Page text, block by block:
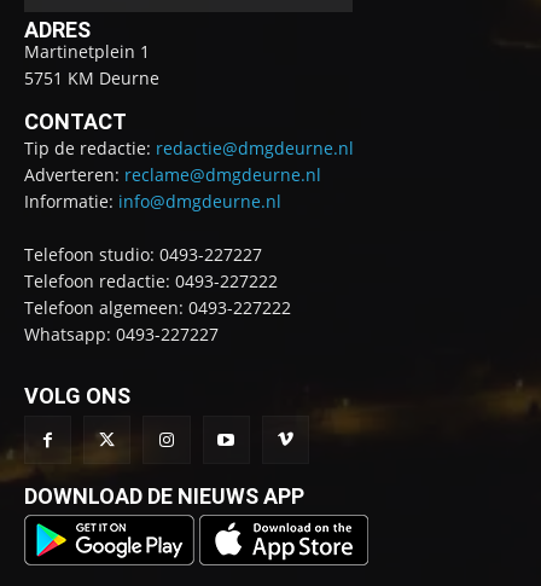
ADRES
Martinetplein 1
5751 KM Deurne
CONTACT
Tip de redactie: redactie@dmgdeurne.nl
Adverteren: reclame@dmgdeurne.nl
Informatie: info@dmgdeurne.nl
Telefoon studio: 0493-227227
Telefoon redactie: 0493-227222
Telefoon algemeen: 0493-227222
Whatsapp: 0493-227227
VOLG ONS
DOWNLOAD DE NIEUWS APP